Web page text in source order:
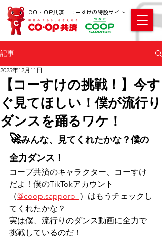
CO・OP共済 コーすけの特設サイト
記事
【コーすけの挑戦！】今す
ぐ見てほしい！僕が流行り
ダンスを踊るワケ！
2025年12月11日
🚀みんな、見てくれたかな？僕の
全力ダンス！
コープ共済のキャラクター、コーすけ
だよ！僕のTikTokアカウント
（@coop.sapporo_ ）はもうチェックし
てくれたかな？
実は僕、流行りのダンス動画に全力で
挑戦しているのだ！